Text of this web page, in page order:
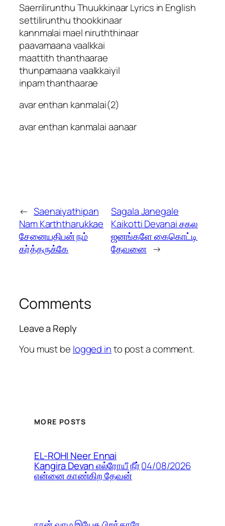
Saerrilirunthu Thuukkinaar Lyrics in English
settilirunthu thookkinaar
kannmalai mael niruththinaar
paavamaana vaalkkai
maattith thanthaarae
thunpamaana vaalkkaiyil
inpam thanthaarae
avar enthan kanmalai(2)
avar enthan kanmalai aanaar
← Saenaiyathipan
Nam Karththarukkae
சேனையதிபன் நம்
கர்த்தருக்கே
Sagala Janegale
Kaikotti Devanai சகல
ஜனங்களே கைகொட்டி
தேவனை →
Comments
Leave a Reply
You must be logged into post a comment.
MORE POSTS
EL-ROHI Neer Ennai
Kangira Devan எல்ரோயீ நீர்
என்னை காண்கிற தேவன்
04/08/2026